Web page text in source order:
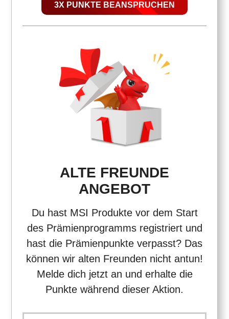
3X PUNKTE BEANSPRUCHEN
ALTE FREUNDE
ANGEBOT
Du hast MSI Produkte vor dem Start
des Prämienprogramms registriert und
hast die Prämienpunkte verpasst? Das
können wir alten Freunden nicht antun!
Melde dich jetzt an und erhalte die
Punkte während dieser Aktion.